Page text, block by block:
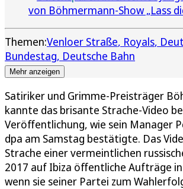
von Böhmermann-Show „Lass
Themen:Venloer Straße Royals
Bundestag Deutsche Bahn
Mehr anzeigen
Satiriker und Grimme-Preisträger
kannte das brisante Strache-Video
Veröffentlichung, wie sein Manager
dpa am Samstag bestätigte. Das
Strache einer vermeintlichen
2017 auf Ibiza öffentliche Aufträge
wenn sie seiner Partei zum